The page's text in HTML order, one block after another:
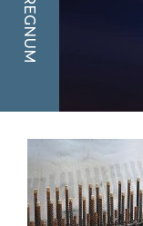
REGNUM